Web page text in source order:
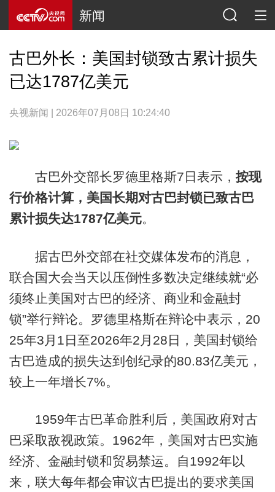
新闻
古巴外长：美国封锁致古累计损失
已达1787亿美元
央视新闻 | 2026年07月08日 10:24:40
古巴外交部长罗德里格斯7日表示， 按现
行价格计算，美国长期对古巴封锁已致古巴
累计损失达1787亿美元。
据古巴外交部在社交媒体发布的消息，
联合国大会当天以压倒性多数决定继续就“必
须终止美国对古巴的经济、商业和金融封
锁”举行辩论。罗德里格斯在辩论中表示，20
25年3月1日至2026年2月28日，美国封锁给
古巴造成的损失达到创纪录的80.83亿美元，
较上一年增长7%。
1959年古巴革命胜利后，美国政府对古
巴采取敌视政策。1962年，美国对古巴实施
经济、金融封锁和贸易禁运。自1992年以
来，联大每年都会审议古巴提出的要求美国